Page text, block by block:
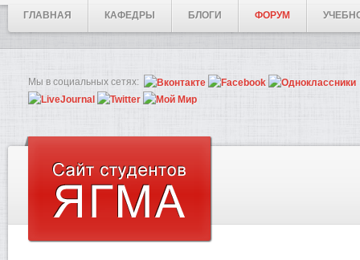
ГЛАВНАЯ КАФЕДРЫ БЛОГИ ФОРУМ
Мы в социальных сетях: